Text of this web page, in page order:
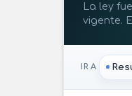
La ley
vigente.
IR A